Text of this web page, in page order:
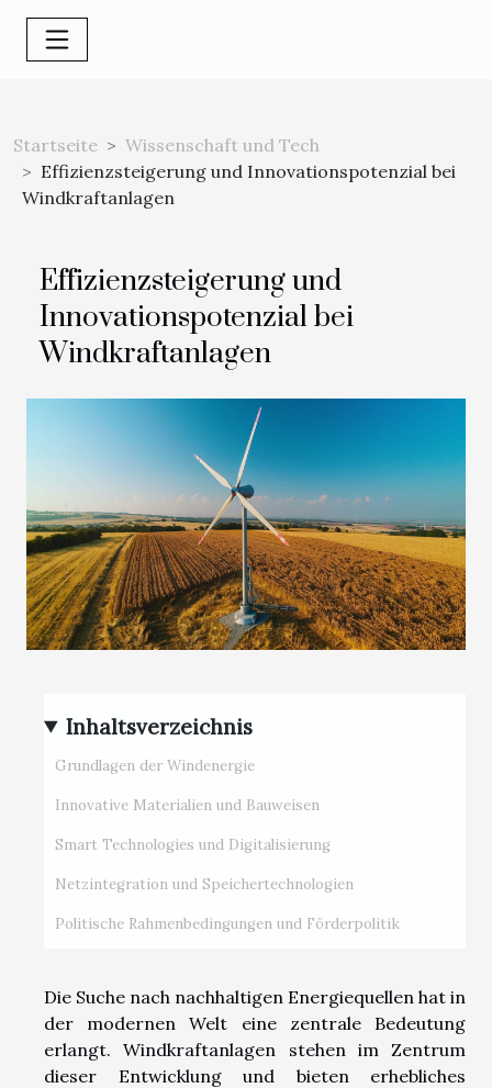
Startseite
Wissenschaft und Tech
Effizienzsteigerung und Innovationspotenzial bei
Windkraftanlagen
Effizienzsteigerung und
Innovationspotenzial bei
Windkraftanlagen
Inhaltsverzeichnis
Grundlagen der Windenergie
Innovative Materialien und Bauweisen
Smart Technologies und Digitalisierung
Netzintegration und Speichertechnologien
Politische Rahmenbedingungen und Förderpolitik
Die Suche nach nachhaltigen Energiequellen hat in
der modernen Welt eine zentrale Bedeutung
erlangt. Windkraftanlagen stehen im Zentrum
dieser Entwicklung und bieten erhebliches